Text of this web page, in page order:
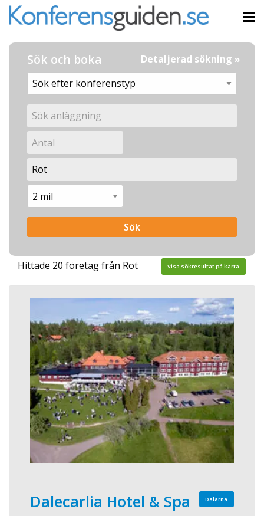
Sök och boka Detaljerad sökning »
Hittade 20 företag från Rot Visa sökresultat på karta
Dalarna
Dalecarlia Hotel & Spa